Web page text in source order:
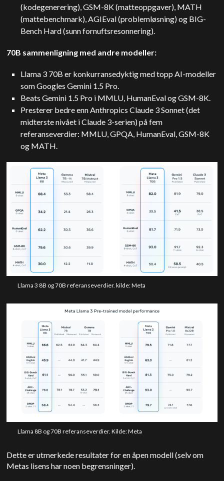
(kodegenerering), GSM-8K (matteoppgaver), MATH
(mattebenchmark), AGIEval (problemløsning) og BIG-
Bench Hard (sunn fornuftsresonnering).
70B sammenligning med andre modeller:
Llama 3 70B er konkurransedyktig med topp AI-modeller
som Googles Gemini 1.5 Pro.
Beats Gemini 1.5 Pro i MMLU, HumanEval og GSM-8K.
Presterer bedre enn Anthropics Claude 3 Sonnet (det
midterste nivået i Claude 3-serien) på fem
referanseverdier: MMLU, GPQA, HumanEval, GSM-8K
og MATH.
Llama 3 8B og 70B referanseverdier. kilde: Meta
Llama 8B og 70B referanseverdier. Kilde: Meta
Dette er utmerkede resultater for en åpen modell (selv om
Metas lisens har noen begrensninger).